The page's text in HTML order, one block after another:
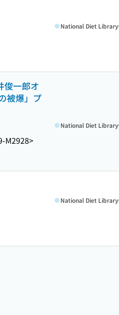
National Diet Library
俊一郎オ
被爆」プ
M2928>
National Diet Library
National Diet Library